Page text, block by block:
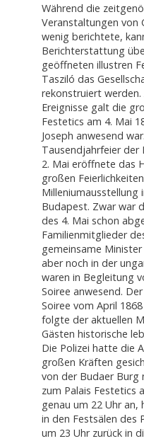
Während die
Veranstaltungen von
wenig berichtete,
Berichterstattung
geöffneten illustren
Tasziló das
rekonstruiert
Ereignisse galt die
Festetics am 4. Mai
Joseph anwesend
Tausendjahrfeier der
2. Mai eröffnete das
großen
Milleniumausstellung
Budapest. Zwar war
des 4. Mai schon
Familienmitglieder
gemeinsame
aber noch in der
waren in Begleitung
Soiree anwesend.
Soiree vom April
folgte der aktuellen
Gästen historische
Die Polizei hatte die
großen Kräften
von der Budaer Burg
zum Palais Festetics
genau um 22 Uhr an,
in den Festsälen des
um 23 Uhr zurück in